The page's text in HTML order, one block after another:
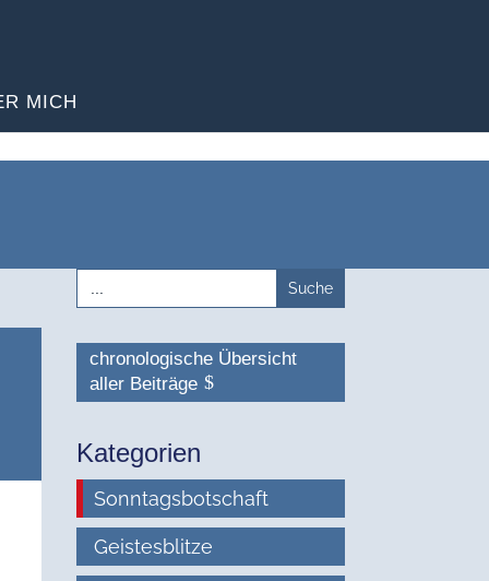
MICH
Search
for:
chronologische Übersicht
aller Beiträge
Kategorien
Sonntagsbotschaft
Geistesblitze